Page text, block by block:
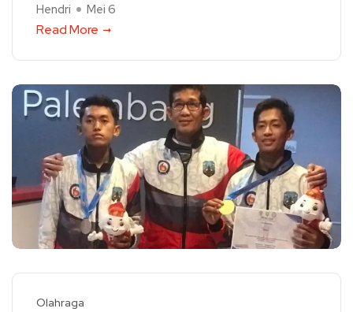
Hendri Mei 6
Read More
Olahraga